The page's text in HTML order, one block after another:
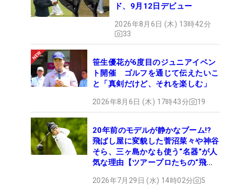
ド、9月12日デビュー
2026年8月6日 (木) 13時42分
33
笹生優花が6度目のジュニアイベン
ト開催 ゴルフを通じて伝えたいこ
と「真剣だけど、それを楽しむ」
2026年8月6日 (木) 17時43分 19
20年前のモデルが静かなブーム!?
飛ばし屋に変貌した菅沼菜々や神谷
そら、三ヶ島かなも使う“名器”が人
気な理由【ツアープロたちの“飛ば
2026年7月29日 (水) 14時02分 5